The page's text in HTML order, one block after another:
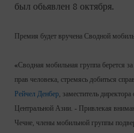
был обьявлен 8 октября.
Премия будет вручена Сводной
«Сводная мобильная группа берется
прав человека, стремясь добиться
Рейчел Денбер, заместитель
Центральной Азии. - Привлекая
Чечне, члены мобильной группы